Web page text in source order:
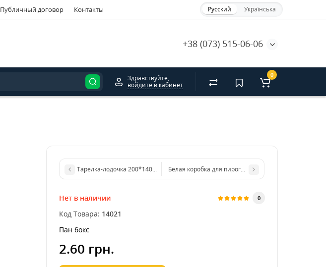
Публичный договор Контакты Русский Українська
+38 (073) 515-06-06
Здравствуйте,
войдите в кабинет
0
Тарелка-лодочка 200*140*50 клееная с ламинацией бурая
Белая коробка для пирога 300*300*45. GFR
Нет в наличии 0
Код Товара: 14021
Пан бокс
2.60 грн.